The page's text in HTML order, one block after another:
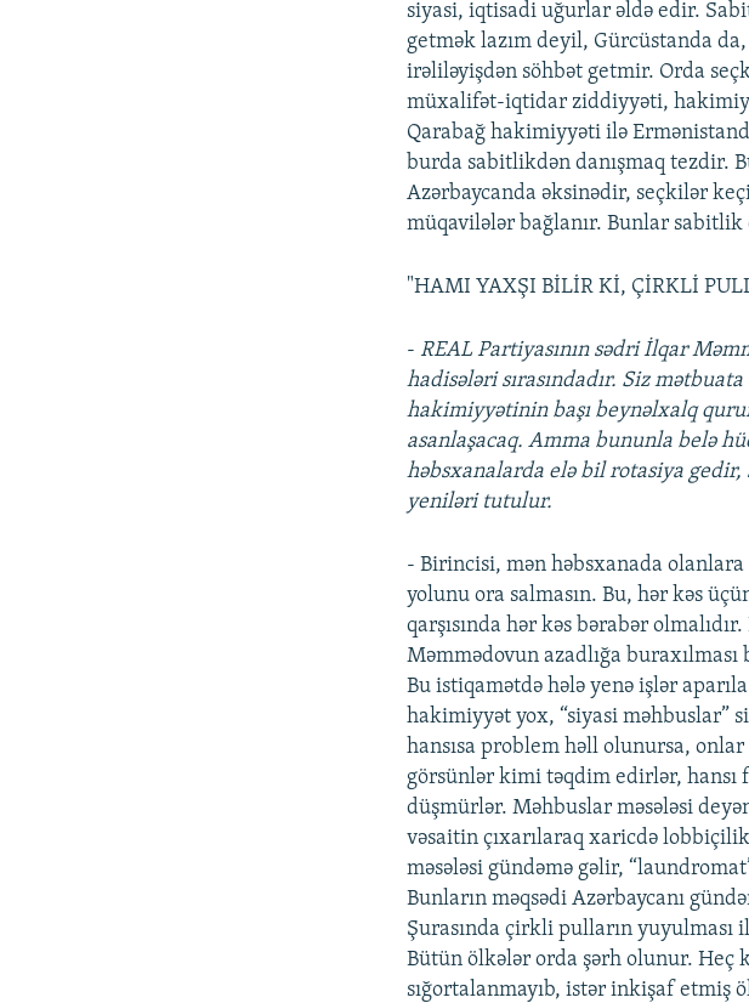
siyasi, iqtisadi uğurlar əldə edir.
getmək lazım deyil, Gürcüstanda
irəliləyişdən söhbət getmir. Orda
müxalifət-iqtidar ziddiyyəti,
Qarabağ hakimiyyəti ilə
burda sabitlikdən danışmaq tezdir.
Azərbaycanda əksinədir, seçkilər
müqavilələr bağlanır. Bunlar
"HAMI YAXŞI BİLİR Kİ, ÇİRKLİ
-REAL Partiyasının sədri İlqar
hadisələri sırasındadır. Siz
hakimiyyətinin başı beynəlxalq
asanlaşacaq. Amma bununla belə
həbsxanalarda elə bil rotasiya
yeniləri tutulur.
- Birincisi, mən həbsxanada
yolunu ora salmasın. Bu, hər kəs
qarşısında hər kəs bərabər
Məmmədovun azadlığa
Bu istiqamətdə hələ yenə işlər
hakimiyyət yox, “siyasi məhbuslar”
hansısa problem həll olunursa,
görsünlər kimi təqdim edirlər,
düşmürlər. Məhbuslar məsələsi
vəsaitin çıxarılaraq xaricdə
məsələsi gündəmə gəlir,
Bunların məqsədi Azərbaycanı
Şurasında çirkli pulların yuyulması
Bütün ölkələr orda şərh olunur. Heç
sığortalanmayıb, istər inkişaf etmiş